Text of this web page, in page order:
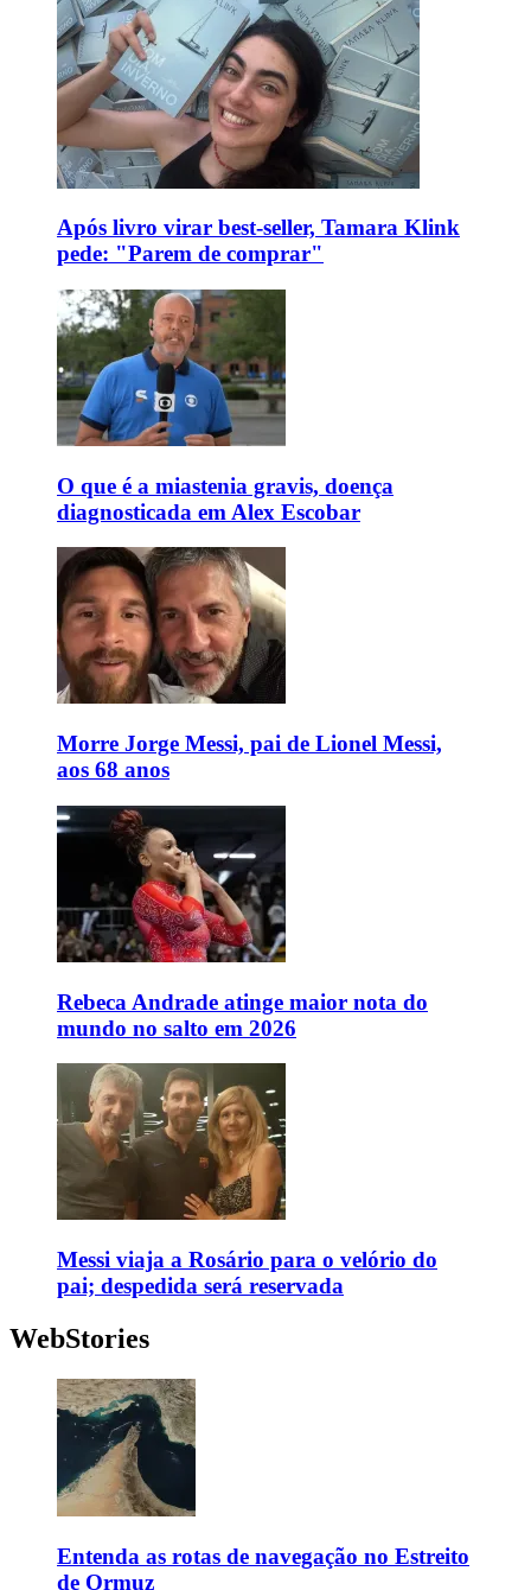
Após livro virar best-seller, Tamara Klink
pede: "Parem de comprar"
O que é a miastenia gravis, doença
diagnosticada em Alex Escobar
Morre Jorge Messi, pai de Lionel Messi,
aos 68 anos
Rebeca Andrade atinge maior nota do
mundo no salto em 2026
Messi viaja a Rosário para o velório do
pai; despedida será reservada
WebStories
Entenda as rotas de navegação no Estreito
de Ormuz